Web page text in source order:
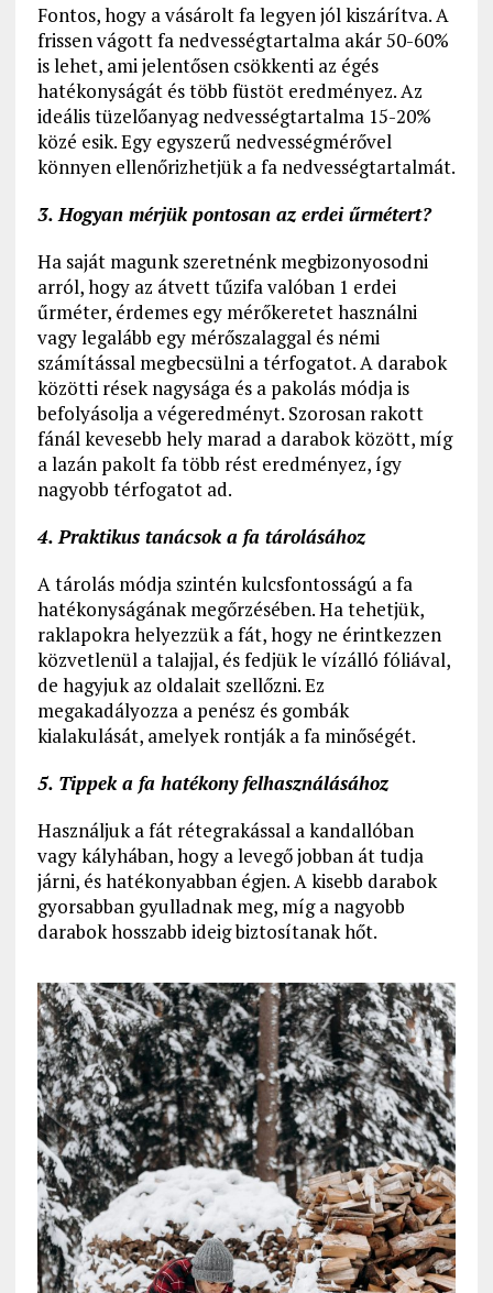
Fontos, hogy a vásárolt fa legyen jól kiszárítva. A
frissen vágott fa nedvességtartalma akár 50-60%
is lehet, ami jelentősen csökkenti az égés
hatékonyságát és több füstöt eredményez. Az
ideális tüzelőanyag nedvességtartalma 15-20%
közé esik. Egy egyszerű nedvességmérővel
könnyen ellenőrizhetjük a fa nedvességtartalmát.
3. Hogyan mérjük pontosan az erdei űrmétert?
Ha saját magunk szeretnénk megbizonyosodni
arról, hogy az átvett tűzifa valóban 1 erdei
űrméter, érdemes egy mérőkeretet használni
vagy legalább egy mérőszalaggal és némi
számítással megbecsülni a térfogatot. A darabok
közötti rések nagysága és a pakolás módja is
befolyásolja a végeredményt. Szorosan rakott
fánál kevesebb hely marad a darabok között, míg
a lazán pakolt fa több rést eredményez, így
nagyobb térfogatot ad.
4. Praktikus tanácsok a fa tárolásához
A tárolás módja szintén kulcsfontosságú a fa
hatékonyságának megőrzésében. Ha tehetjük,
raklapokra helyezzük a fát, hogy ne érintkezzen
közvetlenül a talajjal, és fedjük le vízálló fóliával,
de hagyjuk az oldalait szellőzni. Ez
megakadályozza a penész és gombák
kialakulását, amelyek rontják a fa minőségét.
5. Tippek a fa hatékony felhasználásához
Használjuk a fát rétegrakással a kandallóban
vagy kályhában, hogy a levegő jobban át tudja
járni, és hatékonyabban égjen. A kisebb darabok
gyorsabban gyulladnak meg, míg a nagyobb
darabok hosszabb ideig biztosítanak hőt.